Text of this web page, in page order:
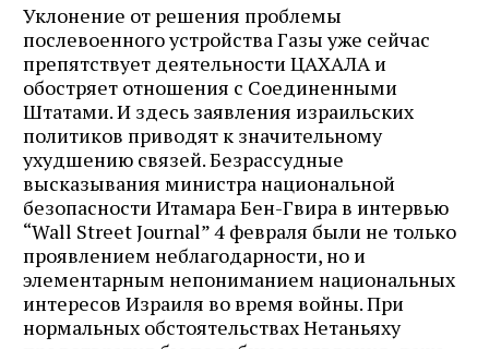
Уклонение от решения проблемы
послевоенного устройства Газы уже сейчас
препятствует деятельности ЦАХАЛА и
обостряет отношения с Соединенными
Штатами. И здесь заявления израильских
политиков приводят к значительному
ухудшению связей. Безрассудные
высказывания министра национальной
безопасности Итамара Бен-Гвира в интервью
“Wall Street Journal” 4 февраля были не только
проявлением неблагодарности, но и
элементарным непониманием национальных
интересов Израиля во время войны. При
нормальных обстоятельствах Нетаньяху